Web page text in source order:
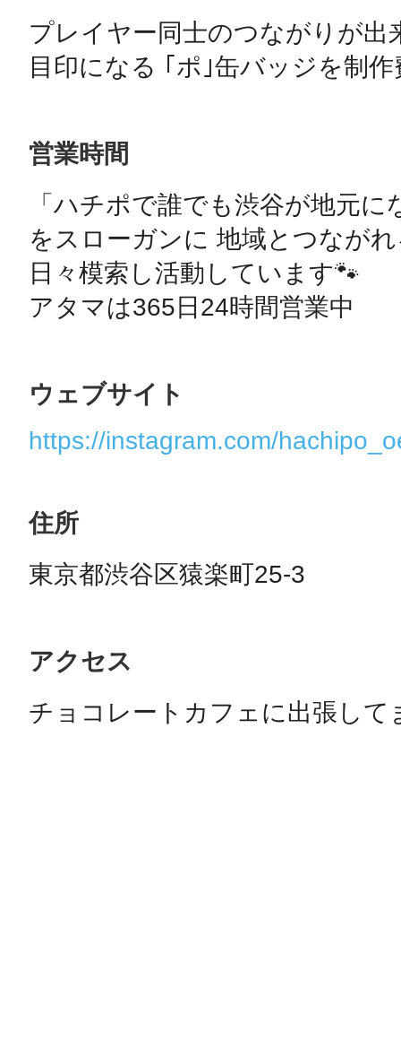
プレイヤー同士のつながりが出
目印になる ｢ポ｣缶バッジを制
営業時間
「ハチポで誰でも渋谷が地元に
をスローガンに 地域とつなが
日々模索し活動しています🐾
アタマは365日24時間営業中
ウェブサイト
https://instagram.com/
住所
東京都渋谷区猿楽町25-3
アクセス
チョコレートカフェに出張して